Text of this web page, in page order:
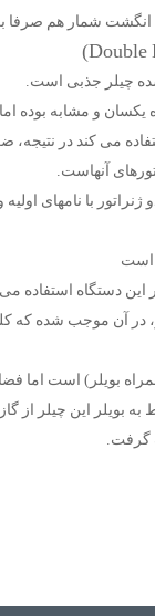
انگشت شمار هم
شده چیلر جذبی است.
یکسان و مشابه
می کند در
آنهاست.
با نامهای
است
این دستگاه استفاده
در آن موجب شده که
بویلر) است اما
بویلر این چیلر از
گرفت.